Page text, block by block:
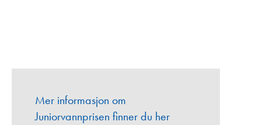
Mer informasjon om
Juniorvannprisen finner du her